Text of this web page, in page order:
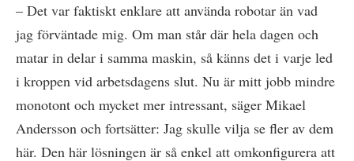
– Det var faktiskt enklare att använda robotar än vad
jag förväntade mig. Om man står där hela dagen och
matar in delar i samma maskin, så känns det i varje led
i kroppen vid arbetsdagens slut. Nu är mitt jobb mindre
monotont och mycket mer intressant, säger Mikael
Andersson och fortsätter: Jag skulle vilja se fler av dem
här. Den här lösningen är så enkel att omkonfigurera att